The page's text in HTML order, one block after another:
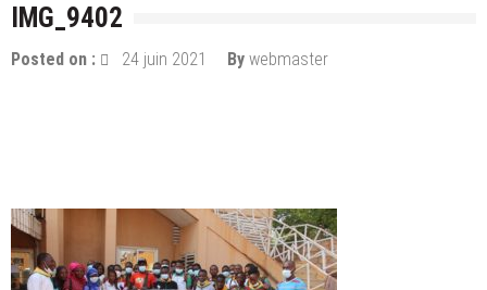
IMG_9402
Posted on : 24 juin 2021 By webmaster